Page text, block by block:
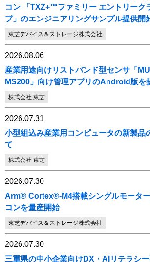
コン 「TXZ+™ファミリー エントリーク
プ」のエンジニアリングサンプル提供開
東芝デバイス＆ストレージ株式会社
2026.08.06
産業用途向けリストバンド型センサ「
MS200」向け管理アプリのAndroid版を
株式会社 東芝
2026.07.31
小型組込み産業用コンピュータの新製品
て
株式会社 東芝
2026.07.30
Arm® Cortex®-M4搭載シングルモータ
コンを量産開始
東芝デバイス＆ストレージ株式会社
2026.07.30
三重県の中小企業向けDX・AIリテラシ